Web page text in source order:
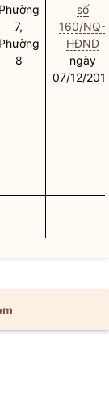
Phường
7,
Phường
8
số
160/NQ-
HĐND
ngày
07/12/